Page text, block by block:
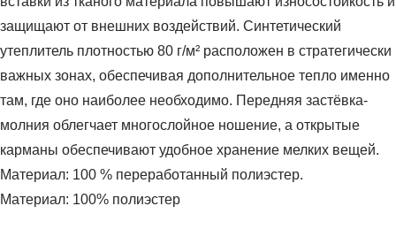
защищают от внешних воздействий. Синтетический
утеплитель плотностью 80 г/м² расположен в стратегически
важных зонах, обеспечивая дополнительное тепло именно
там, где оно наиболее необходимо. Передняя застёвка-
молния облегчает многослойное ношение, а открытые
карманы обеспечивают удобное хранение мелких вещей.
Материал: 100 % переработанный полиэстер.
Материал: 100% полиэстер